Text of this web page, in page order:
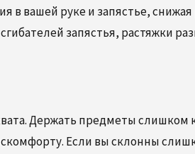
вашей руке и запястье, снижая
запястья, растяжки
Держать предметы слишком
Если вы склонны